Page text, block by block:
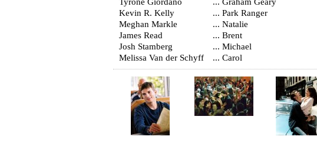
Kevin R. Kelly
... Park Ranger
Meghan Markle
... Natalie
James Read
... Brent
Josh Stamberg
... Michael
Melissa Van der Schyff
... Carol